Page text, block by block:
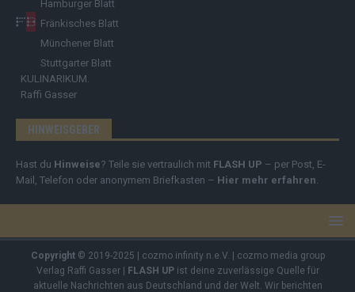
Hamburger Blatt
Fränkisches Blatt
Münchener Blatt
Stuttgarter Blatt
KULINARIKUM.
Raffi Gasser
HINWEISGEBER
Hast du Hinweise? Teile sie vertraulich mit FLASH UP – per Post, E-
Mail, Telefon oder anonymem Briefkasten – Hier mehr erfahren
Copyright© 2019-2025 | cozmo infinity n.e.V. | cozmo media group
Verlag Raffi Gasser | FLASH UPist deine zuverlässige Quelle für
aktuelle Nachrichten aus Deutschland und der Welt. Wir berichten